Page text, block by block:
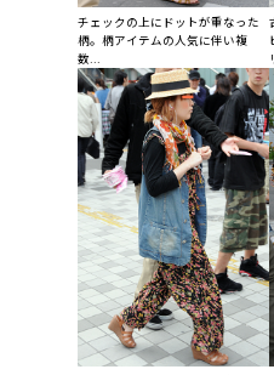
チェックの上にドットが重なった
柄。柄アイテムの人気に伴い複
数...